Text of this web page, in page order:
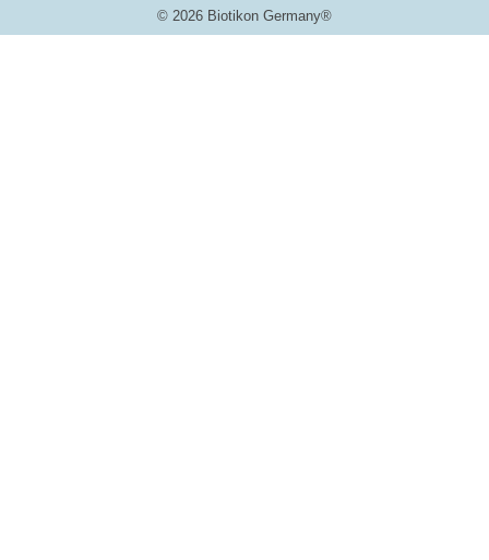
© 2026 Biotikon Germany®